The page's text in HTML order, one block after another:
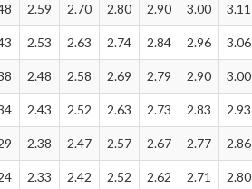
2.59 2.70 2.80 2.90 3.00 3.11
2.53 2.63 2.74 2.84 2.96 3.06
2.48 2.58 2.69 2.79 2.90 3.00
2.43 2.52 2.63 2.73 2.83 2.93
2.38 2.47 2.57 2.67 2.77 2.86
2.33 2.42 2.52 2.62 2.71 2.80